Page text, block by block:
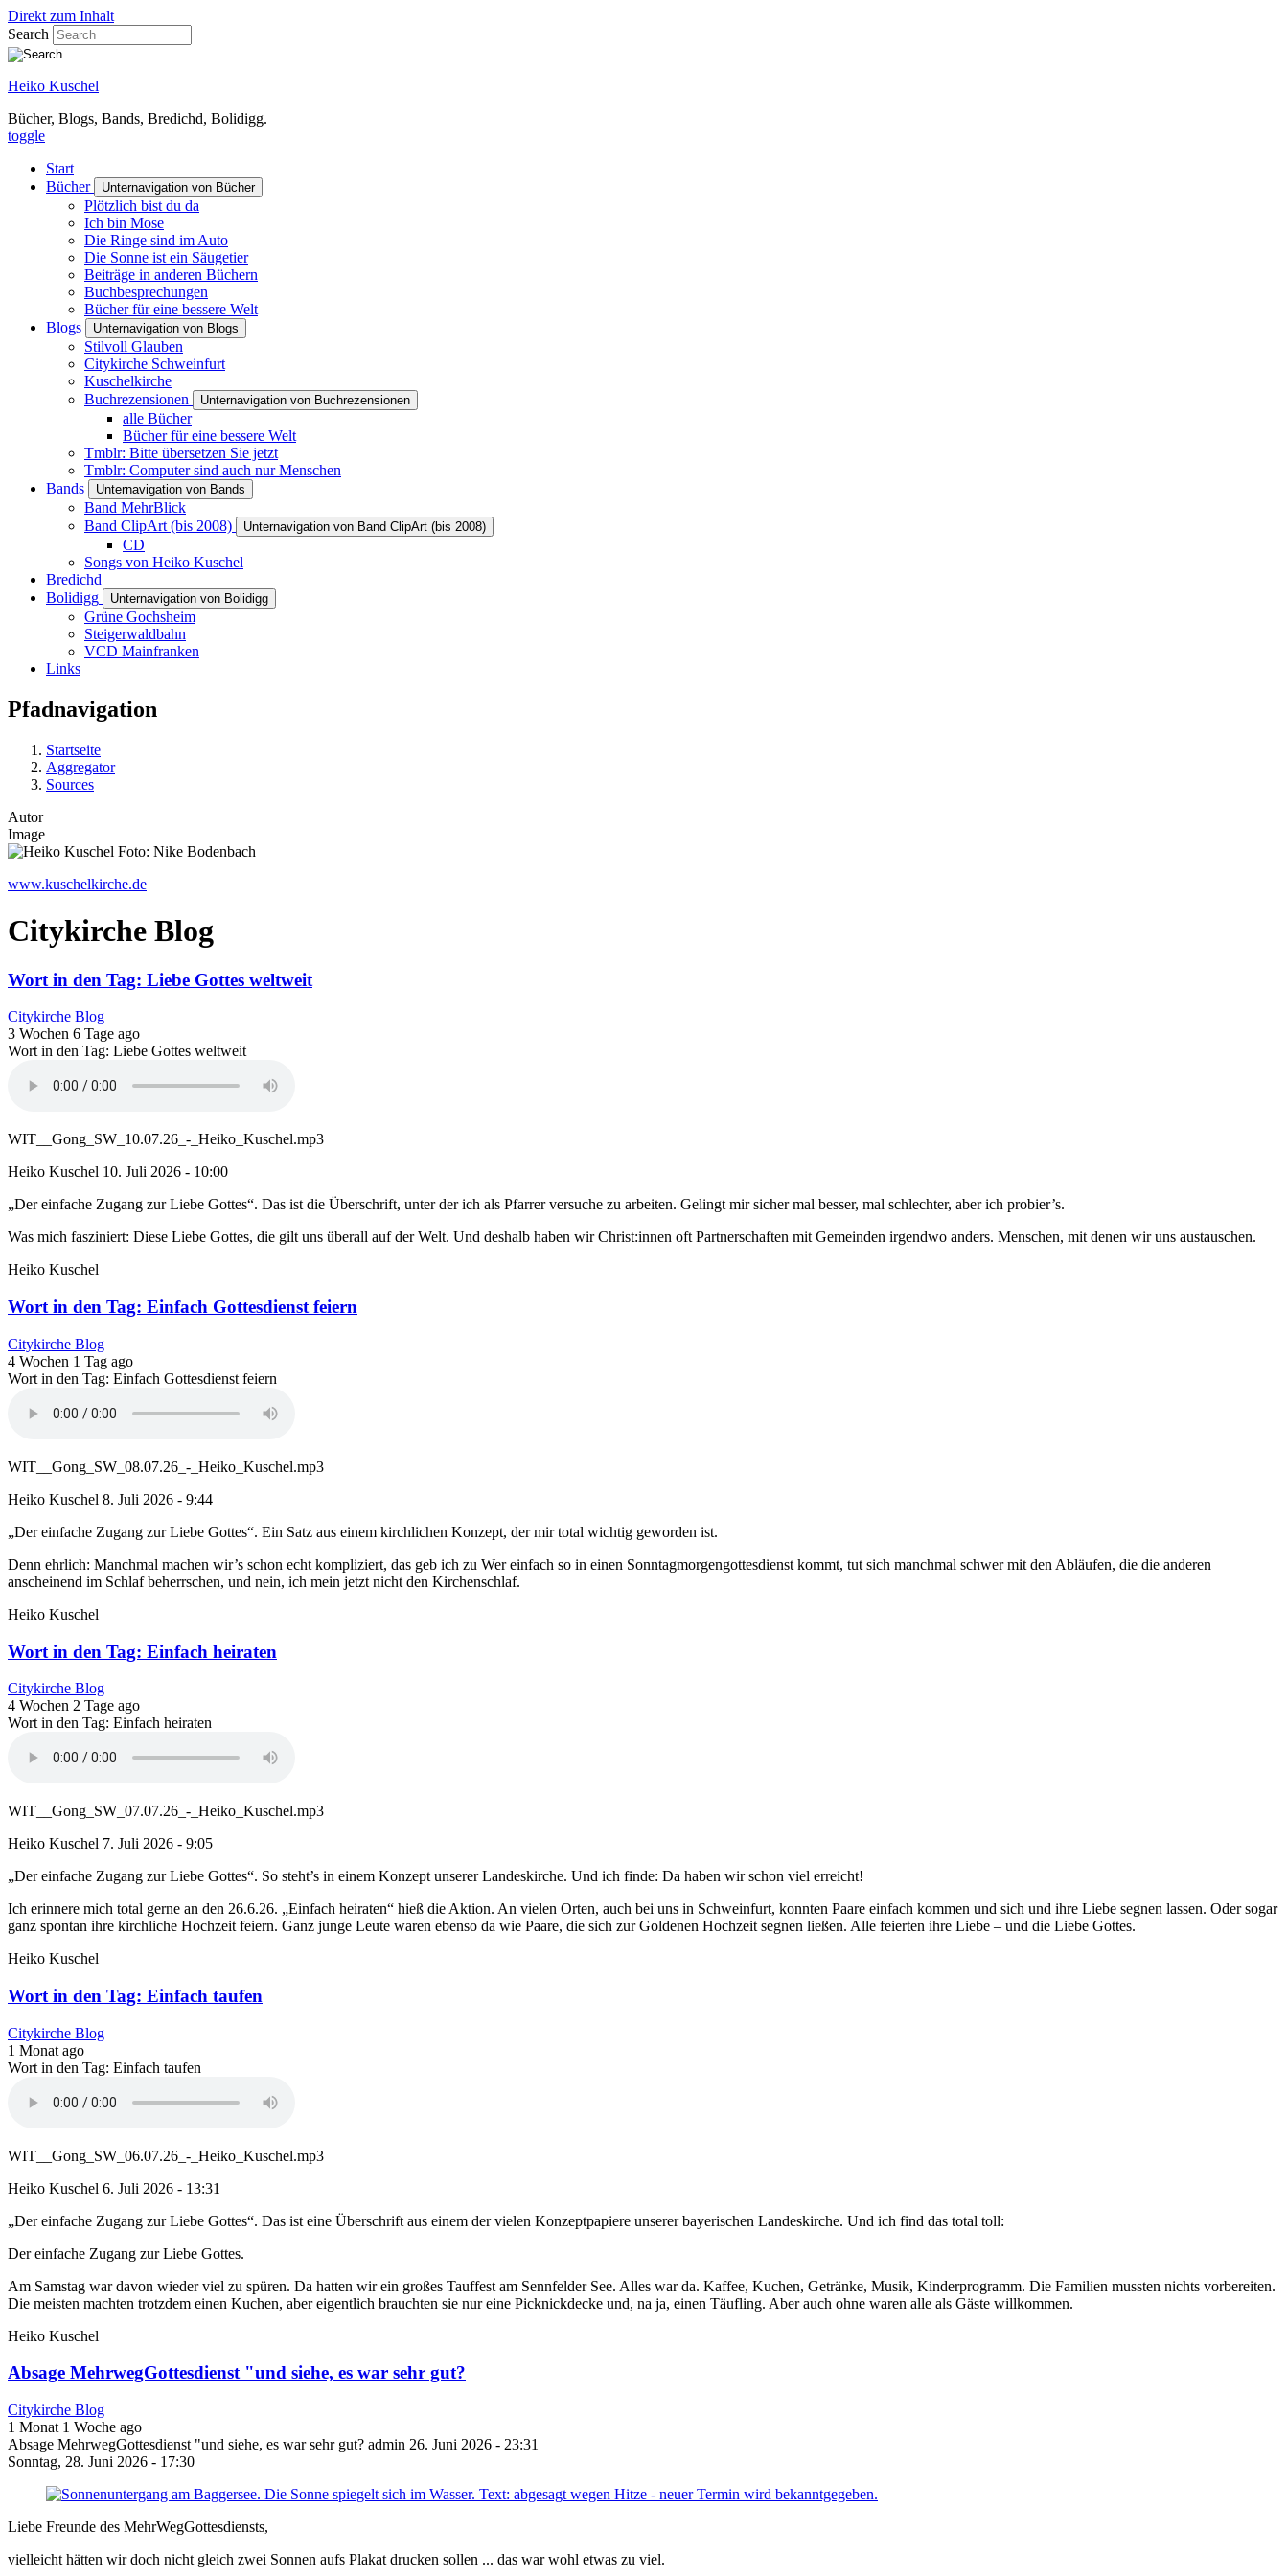
Direkt zum Inhalt
Search
Heiko Kuschel
Bücher, Blogs, Bands, Bredichd, Bolidigg.
toggle
Start
Bücher
Unternavigation von Bücher
Plötzlich bist du da
Ich bin Mose
Die Ringe sind im Auto
Die Sonne ist ein Säugetier
Beiträge in anderen Büchern
Buchbesprechungen
Bücher für eine bessere Welt
Blogs
Unternavigation von Blogs
Stilvoll Glauben
Citykirche Schweinfurt
Kuschelkirche
Buchrezensionen
Unternavigation von Buchrezensionen
alle Bücher
Bücher für eine bessere Welt
Tmblr: Bitte übersetzen Sie jetzt
Tmblr: Computer sind auch nur Menschen
Bands
Unternavigation von Bands
Band MehrBlick
Band ClipArt (bis 2008)
Unternavigation von Band ClipArt (bis 2008)
CD
Songs von Heiko Kuschel
Bredichd
Bolidigg
Unternavigation von Bolidigg
Grüne Gochsheim
Steigerwaldbahn
VCD Mainfranken
Links
Pfadnavigation
Startseite
Aggregator
Sources
Autor
Image
www.kuschelkirche.de
Citykirche Blog
Wort in den Tag: Liebe Gottes weltweit
Citykirche Blog
3 Wochen 6 Tage ago
Wort in den Tag: Liebe Gottes weltweit
WIT__Gong_SW_10.07.26_-_Heiko_Kuschel.mp3
Heiko Kuschel 10. Juli 2026 - 10:00
„Der einfache Zugang zur Liebe Gottes“. Das ist die Überschrift, unter der ich als Pfarrer versuche zu arbeiten. Gelingt mir sicher mal besser, mal schlechter, aber ich probier’s.
Was mich fasziniert: Diese Liebe Gottes, die gilt uns überall auf der Welt. Und deshalb haben wir Christ:innen oft Partnerschaften mit Gemeinden irgendwo anders. Menschen, mit denen wir uns austauschen.
Heiko Kuschel
Wort in den Tag: Einfach Gottesdienst feiern
Citykirche Blog
4 Wochen 1 Tag ago
Wort in den Tag: Einfach Gottesdienst feiern
WIT__Gong_SW_08.07.26_-_Heiko_Kuschel.mp3
Heiko Kuschel 8. Juli 2026 - 9:44
„Der einfache Zugang zur Liebe Gottes“. Ein Satz aus einem kirchlichen Konzept, der mir total wichtig geworden ist.
Denn ehrlich: Manchmal machen wir’s schon echt kompliziert, das geb ich zu Wer einfach so in einen Sonntagmorgengottesdienst kommt, tut sich manchmal schwer mit den Abläufen, die die anderen
anscheinend im Schlaf beherrschen, und nein, ich mein jetzt nicht den Kirchenschlaf.
Heiko Kuschel
Wort in den Tag: Einfach heiraten
Citykirche Blog
4 Wochen 2 Tage ago
Wort in den Tag: Einfach heiraten
WIT__Gong_SW_07.07.26_-_Heiko_Kuschel.mp3
Heiko Kuschel 7. Juli 2026 - 9:05
„Der einfache Zugang zur Liebe Gottes“. So steht’s in einem Konzept unserer Landeskirche. Und ich finde: Da haben wir schon viel erreicht!
Ich erinnere mich total gerne an den 26.6.26. „Einfach heiraten“ hieß die Aktion. An vielen Orten, auch bei uns in Schweinfurt, konnten Paare einfach kommen und sich und ihre Liebe segnen lassen. Oder sogar
ganz spontan ihre kirchliche Hochzeit feiern. Ganz junge Leute waren ebenso da wie Paare, die sich zur Goldenen Hochzeit segnen ließen. Alle feierten ihre Liebe – und die Liebe Gottes.
Heiko Kuschel
Wort in den Tag: Einfach taufen
Citykirche Blog
1 Monat ago
Wort in den Tag: Einfach taufen
WIT__Gong_SW_06.07.26_-_Heiko_Kuschel.mp3
Heiko Kuschel 6. Juli 2026 - 13:31
„Der einfache Zugang zur Liebe Gottes“. Das ist eine Überschrift aus einem der vielen Konzeptpapiere unserer bayerischen Landeskirche. Und ich find das total toll:
Der einfache Zugang zur Liebe Gottes.
Am Samstag war davon wieder viel zu spüren. Da hatten wir ein großes Tauffest am Sennfelder See. Alles war da. Kaffee, Kuchen, Getränke, Musik, Kinderprogramm. Die Familien mussten nichts vorbereiten.
Die meisten machten trotzdem einen Kuchen, aber eigentlich brauchten sie nur eine Picknickdecke und, na ja, einen Täufling. Aber auch ohne waren alle als Gäste willkommen.
Heiko Kuschel
Absage MehrwegGottesdienst "und siehe, es war sehr gut?
Citykirche Blog
1 Monat 1 Woche ago
Absage MehrwegGottesdienst "und siehe, es war sehr gut? admin 26. Juni 2026 - 23:31
Sonntag, 28. Juni 2026 - 17:30
Liebe Freunde des MehrWegGottesdiensts,
vielleicht hätten wir doch nicht gleich zwei Sonnen aufs Plakat drucken sollen ... das war wohl etwas zu viel.